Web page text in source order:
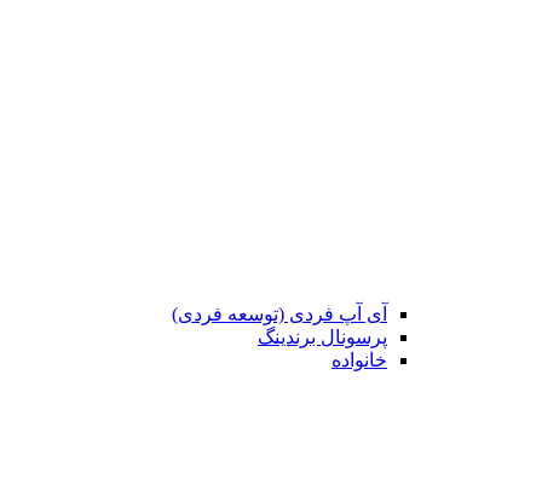
آی آپ فردی (توسعه فردی)
پرسونال برندینگ
خانواده